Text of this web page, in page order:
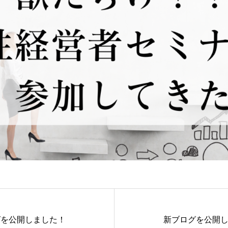
公開しました！ 新ブログを公開